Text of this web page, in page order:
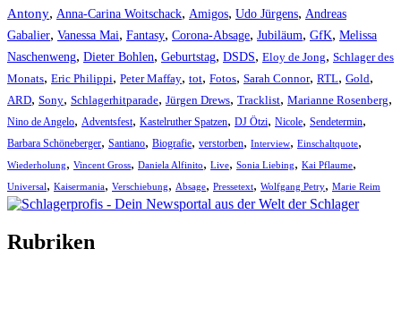
Antony, Anna-Carina Woitschack, Amigos, Udo Jürgens, Andreas
Gabalier, Vanessa Mai, Fantasy, Corona-Absage, Jubiläum, GfK, Melissa
Naschenweng, Dieter Bohlen, Geburtstag, DSDS, Eloy de Jong, Schlager des
Monats, Eric Philippi, Peter Maffay, tot, Fotos, Sarah Connor, RTL, Gold,
ARD, Sony, Schlagerhitparade, Jürgen Drews, Tracklist, Marianne Rosenberg,
Nino de Angelo, Adventsfest, Kastelruther Spatzen, DJ Ötzi, Nicole, Sendetermin,
Barbara Schöneberger, Santiano, Biografie, verstorben, Interview, Einschaltquote,
Wiederholung, Vincent Gross, Daniela Alfinito, Live, Sonia Liebing, Kai Pflaume,
Universal, Kaisermania, Verschiebung, Absage, Pressetext, Wolfgang Petry, Marie Reim
Rubriken